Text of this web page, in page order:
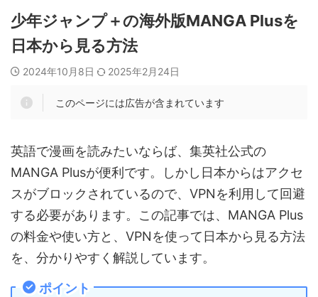
少年ジャンプ＋の海外版MANGA Plusを
日本から見る方法
2024年10月8日 2025年2月24日
このページには広告が含まれています
英語で漫画を読みたいならば、集英社公式の
MANGA Plusが便利です。しかし日本からはアクセ
スがブロックされているので、VPNを利用して回避
する必要があります。この記事では、MANGA Plus
の料金や使い方と、VPNを使って日本から見る方法
を、分かりやすく解説しています。
ポイント